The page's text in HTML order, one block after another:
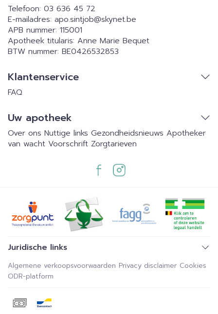
Telefoon: 03 636 45 72
E-mailadres: apo.sintjob@skynet.be
APB nummer: 115001
Apotheek titularis: Anne Marie Bequet
BTW nummer: BE0426532853
Klantenservice
FAQ
Uw apotheek
Over ons Nuttige links Gezondheidsnieuws Apotheker
van wacht Voorschrift Zorgtarieven
Juridische links
Algemene verkoopsvoorwaarden Privacy disclaimer Cookies
ODR-platform